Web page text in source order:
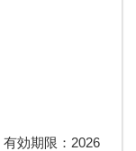
有効期限： 2026